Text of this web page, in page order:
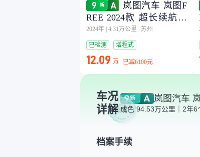
岚图汽车 岚图F
REE 2024款 超长续航智
驾版
2024年 4.31万公里 苏州
已检测 增程式
12.09 万 已减6100元
车况
详解
岚图汽车
成色 94.53万公里｜2年6
档案手续